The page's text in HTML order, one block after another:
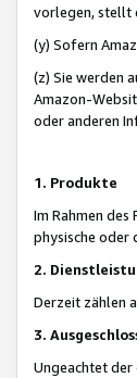
vorlegen, stellt
(y) Sofern
(z) Sie werden
Amazon-
oder anderen
1. Produkte
Im Rahmen
physische oder
2.
Derzeit zählen
3.
Ungeachtet